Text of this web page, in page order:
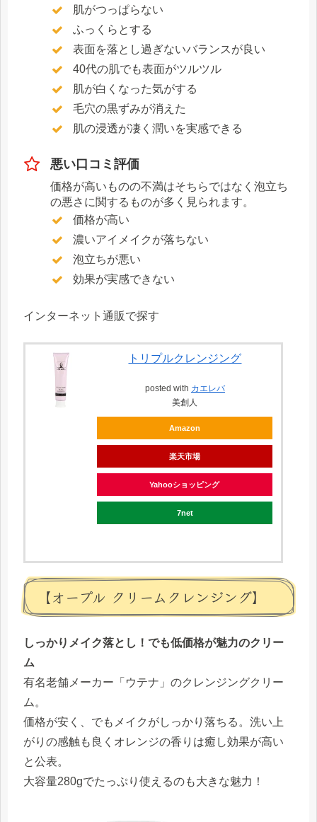
肌がつっぱらない
ふっくらとする
表面を落とし過ぎないバランスが良い
40代の肌でも表面がツルツル
肌が白くなった気がする
毛穴の黒ずみが消えた
肌の浸透が凄く潤いを実感できる
悪い口コミ評価
価格が高いものの不満はそちらではなく泡立ち
の悪さに関するものが多く見られます。
価格が高い
濃いアイメイクが落ちない
泡立ちが悪い
効果が実感できない
インターネット通販で探す
トリプルクレンジング
posted with カエレバ
美創人
Amazon
楽天市場
Yahooショッピング
7net
【オープル クリームクレンジング】
しっかりメイク落とし！でも低価格が魅力のクリー
ム
有名老舗メーカー「ウテナ」のクレンジングクリー
ム。
価格が安く、でもメイクがしっかり落ちる。洗い上
がりの感触も良くオレンジの香りは癒し効果が高い
と公表。
大容量280gでたっぷり使えるのも大きな魅力！